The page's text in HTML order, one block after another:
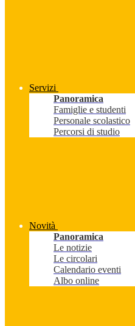
Servizi
Panoramica
Famiglie e studenti
Personale scolastico
Percorsi di studio
Novità
Panoramica
Le notizie
Le circolari
Calendario eventi
Albo online